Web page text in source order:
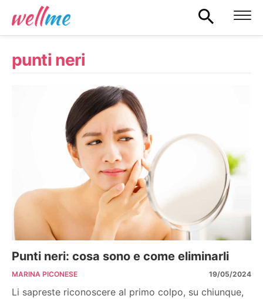
punti neri
Punti neri: cosa sono e come eliminarli
MARINA PICONESE 19/05/2024
Li sapreste riconoscere al primo colpo, su chiunque,